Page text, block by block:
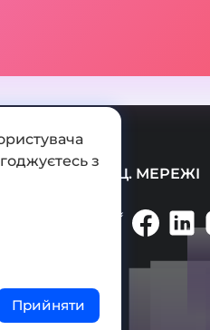
СОЦ. МЕРЕЖІ
з
Прийняти